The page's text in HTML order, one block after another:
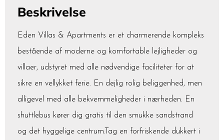
Beskrivelse
Eden Villas & Apartments er et charmerende kompleks
bestående af moderne og komfortable lejligheder og
villaer, udstyret med alle nødvendige faciliteter for at
sikre en vellykket ferie. En dejlig rolig beliggenhed, men
alligevel med alle bekvemmeligheder i nærheden. En
shuttlebus kører dig gratis til den smukke sandstrand
og det hyggelige centrum.Tag en forfriskende dukkert i